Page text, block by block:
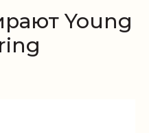
Young